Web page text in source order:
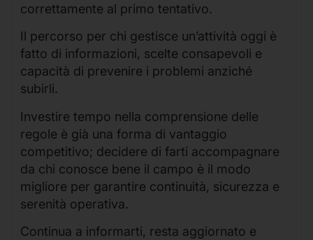
correttamente al primo tentativo.
Il percorso per chi gestisce un’attività oggi è
fatto di informazioni, scelte consapevoli e
capacità di prevenire i problemi anziché
subirli.
Investire tempo nella comprensione delle
regole è già una forma di vantaggio
competitivo; decidere di farti accompagnare
da chi conosce bene il campo è il modo
migliore per garantire continuità, sicurezza e
serenità operativa.
Continua a informarti, resta aggiornato e